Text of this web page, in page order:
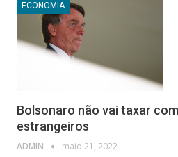
ECONOMIA
Bolsonaro não vai taxar
estrangeiros
ADMIN maio 21, 2022